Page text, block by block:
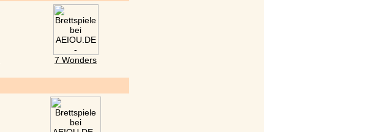
7 Wonders